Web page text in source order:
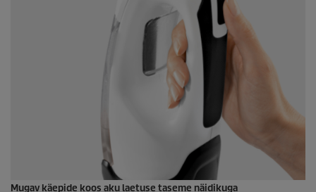
Mugav käepide koos aku laetuse taseme näidikuga